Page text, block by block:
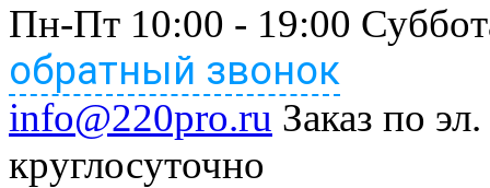
Пн-Пт 10:00 - 19:00
обратный звонок
info@220pro.ru Заказ по
круглосуточно